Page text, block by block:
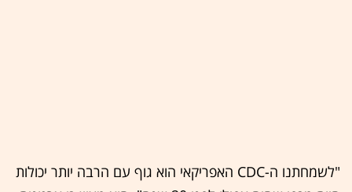
"לשמחתנו ה-CDC האפריקאי הוא גוף עם הרבה יותר יכולות